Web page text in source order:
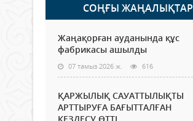
СОҢҒЫ ЖАҢАЛЫҚТАР
Жаңақорған ауданында құс
фабрикасы ашылды
07 тамыз 2026 ж. 616
ҚАРЖЫЛЫҚ САУАТТЫЛЫҚТЫ
АРТТЫРУҒА БАҒЫТТАЛҒАН
КЕЗДЕСУ ӨТТІ